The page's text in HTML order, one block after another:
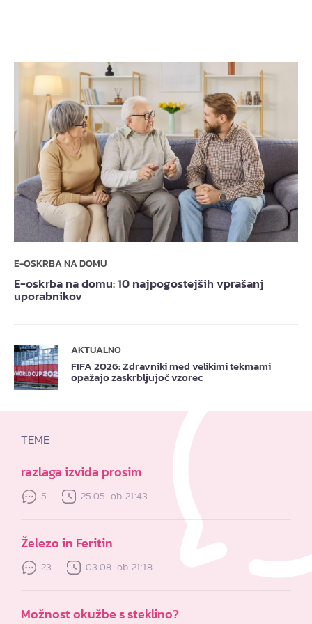
E-OSKRBA NA DOMU
E-oskrba na domu: 10 najpogostejših vprašanj
uporabnikov
AKTUALNO
FIFA 2026: Zdravniki med velikimi tekmami
opažajo zaskrbljujoč vzorec
TEME
razlaga izvida prosim
5 25.05. ob 21:43
Železo in Feritin
23 03.08. ob 21:18
Možnost okužbe s steklino?